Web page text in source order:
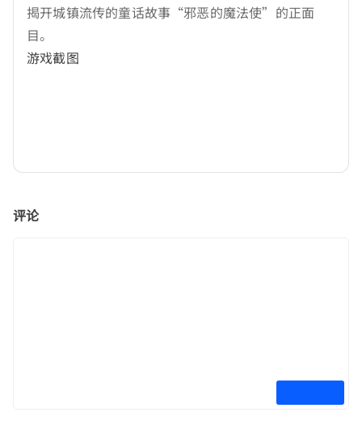
揭开城镇流传的童话故事“邪恶的魔法使”的正面
目。
游戏截图
评论